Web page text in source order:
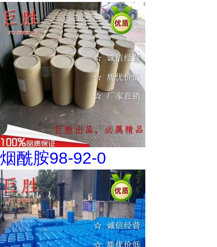
烟酰胺98-92-0